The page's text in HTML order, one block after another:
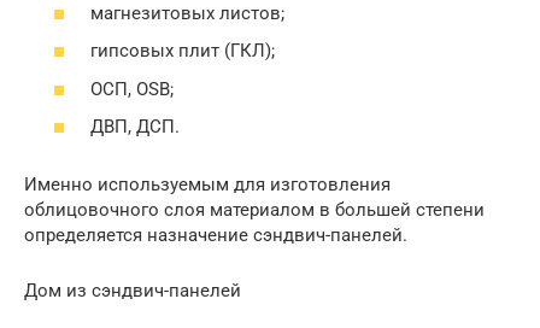
магнезитовых листов;
гипсовых плит (ГКЛ);
ОСП, OSB;
ДВП, ДСП.
Именно используемым для изготовления
облицовочного слоя материалом в большей степени
определяется назначение сэндвич-панелей.
Дом из сэндвич-панелей